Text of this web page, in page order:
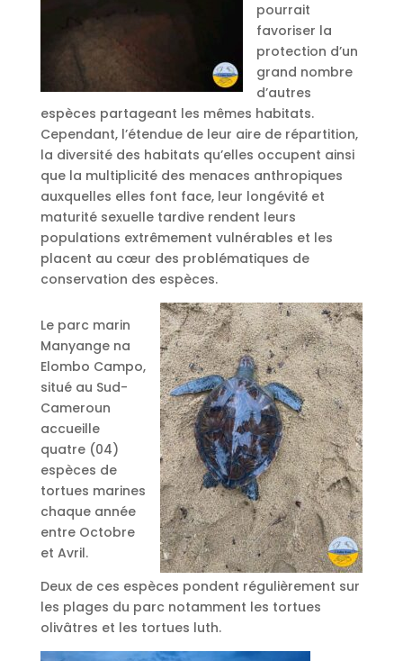
pourrait
favoriser la
protection d’un
grand nombre
d’autres
espèces partageant les mêmes habitats.
Cependant, l’étendue de leur aire de répartition,
la diversité des habitats qu’elles occupent ainsi
que la multiplicité des menaces anthropiques
auxquelles elles font face, leur longévité et
maturité sexuelle tardive rendent leurs
populations extrêmement vulnérables et les
placent au cœur des problématiques de
conservation des espèces.
Le parc marin
Manyange na
Elombo Campo,
situé au Sud-
Cameroun
accueille
quatre (04)
espèces de
tortues marines
chaque année
entre Octobre
et Avril.
Deux de ces espèces pondent régulièrement sur
les plages du parc notamment les tortues
olivâtres et les tortues luth.